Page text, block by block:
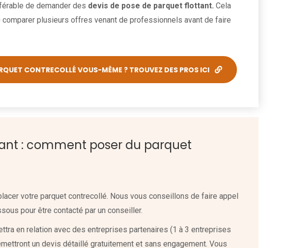
de demander des devis de pose de parquet flottant. Cela
plusieurs offres venant de professionnels avant de faire
CONTRECOLLÉ VOUS-MÊME ? TROUVEZ DES PROS ICI
: comment poser du parquet
votre parquet contrecollé. Nous vous conseillons de faire appel
pour être contacté par un conseiller.
en relation avec des entreprises partenaires (1 à 3 entreprises
un devis détaillé gratuitement et sans engagement. Vous